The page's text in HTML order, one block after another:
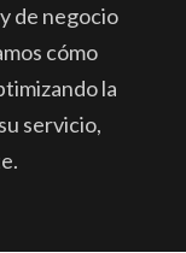
de negocio
cómo
la
servicio,